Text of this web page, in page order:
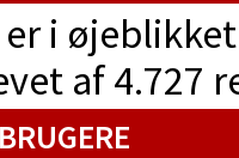
er i
af 4.727